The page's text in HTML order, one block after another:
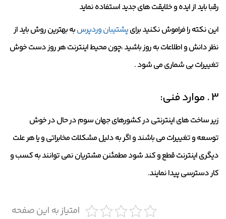
رقبا باید از ایده و خلایقت های جدید استفاده نماید
این نکته را فراموش نکنید برایپشتیبان وردپرسبه بهترین روش باید از
نظر دانش و اطلاعات به روز باشید ،چون محیط اینترنت هر روز دست خوش
تغییرات بی شماری می شود .
3 . موارد فنی:
زیر ساخت های اینترنتی در کشورهای جهان سوم در حال در خوش
توسعه و تغییرات می باشند و اگر به دلیل مشکلات مخابراتی و یا هر علت
دیگری اینترنت قطع و کند شود مطمئنن مشتریان نمی توانند به کسب و
کار دسترسی پیدا نمایند.
امتیاز به این صفحه